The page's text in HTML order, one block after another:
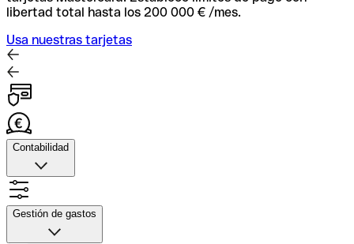
libertad total hasta los 200 000 € /mes.
Usa nuestras tarjetas
Contabilidad
Contabilidad
Sube fotos de tus recibos, automatiza la facxturación y
conecta con tu herramienta contable para una
Gestión de gastos